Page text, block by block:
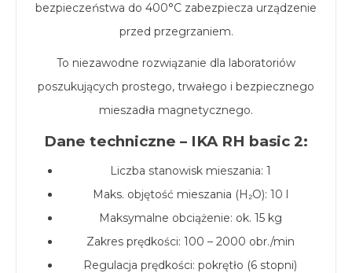
bezpieczeństwa do 400°C zabezpiecza urządzenie
przed przegrzaniem.
To niezawodne rozwiązanie dla laboratoriów
poszukujących prostego, trwałego i bezpiecznego
mieszadła magnetycznego.
Dane techniczne – IKA RH basic 2:
Liczba stanowisk mieszania: 1
Maks. objętość mieszania (H₂O): 10 l
Maksymalne obciążenie: ok. 15 kg
Zakres prędkości: 100 – 2000 obr./min
Regulacja prędkości: pokrętło (6 stopni)